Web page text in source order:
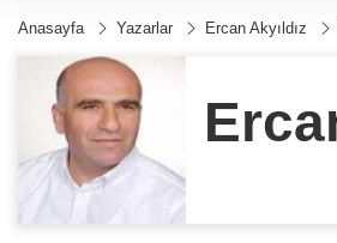
Anasayfa Yazarlar Ercan Akyıldız